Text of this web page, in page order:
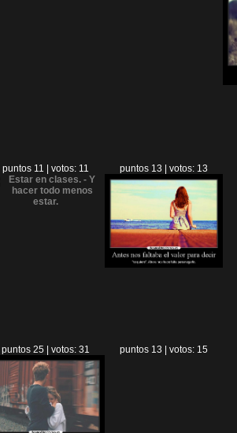
puntos 11 | votos: 11 puntos 13 | votos: 13
puntos 25 | votos: 31 puntos 13 | votos: 15